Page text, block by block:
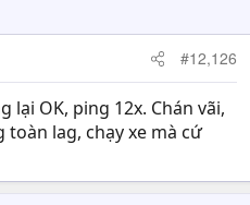
#12,126
lại OK, ping 12x. Chán vãi,
lag, chạy xe mà cứ